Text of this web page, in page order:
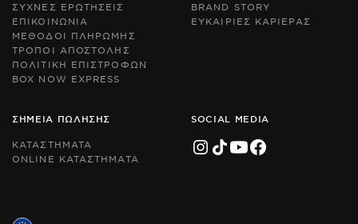
ΣΥΧΝΕΣ ΕΡΩΤΗΣΕΙΣ
ΕΠΙΚΟΙΝΩΝΙΑ
ΜΕΘΟΔΟΙ ΠΛΗΡΩΜΗΣ
ΤΡΟΠΟΙ ΑΠΟΣΤΟΛΗΣ
ΠΟΛΙΤΙΚΗ ΕΠΙΣΤΡΟΦΩΝ
BOX NOW EXPRESS
BRAND STORY
ΕΥΚΑΙΡΙΕΣ ΚΑΡΙΕΡΑΣ
ΣΗΜΕΙΑ ΠΩΛΗΣΗΣ
ΚΑΤΑΣΤΗΜΑΤΑ
ONLINE ΚΑΤΑΣΤΗΜΑΤΑ
SOCIAL MEDIA